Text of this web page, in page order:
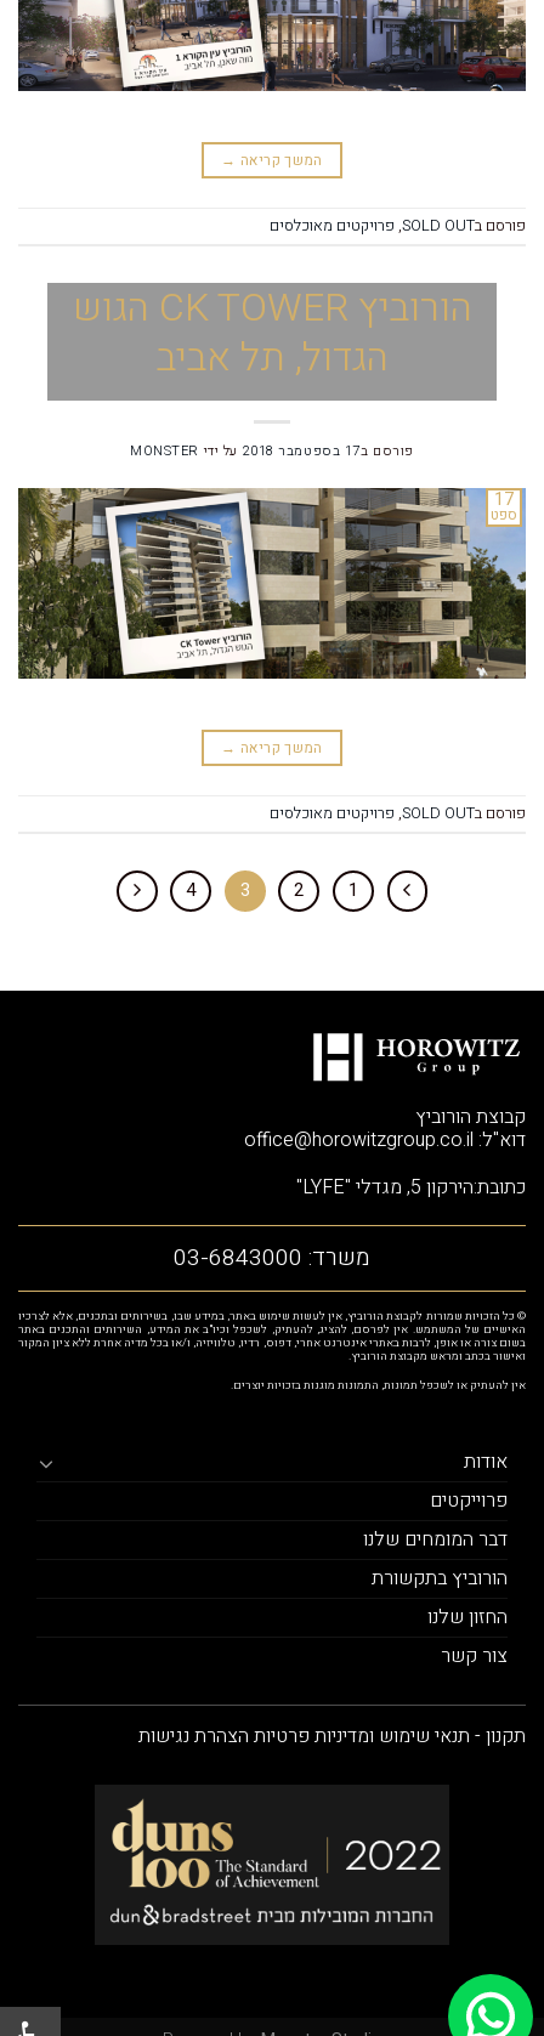
המשך קריאה →
פורסם בSOLD OUT
, פרויקטים מאוכלסים
הורוביץ CK TOWER הגוש
הגדול, תל אביב
פורסם ב17 בספטמבר 2018 על ידי MONSTER
17
ספט
המשך קריאה →
פורסם בSOLD OUT
, פרויקטים מאוכלסים
1
2
3
4
קבוצת הורוביץ
דוא"ל: office@horowitzgroup.co.il
כתובת:הירקון 5, מגדלי "LYFE"
משרד: 03-6843000
© כל הזכויות שמורות לקבוצת הורוביץ, אין לעשות שימוש באתר, במידע שבו, בשירותים ובתכנים, אלא לצרכיו
האישיים של המשתמש. אין לפרסם, להציג, להעתיק, לשכפל וכיו"ב את המידע, השירותים והתכנים באתר
בשום צורה או אופן, לרבות באתרי אינטרנט אחרי, דפוס, רדיו, טלוויזיה, ו/או בכל מדיה אחרת ללא ציון המקור
ואישור בכתב ומראש מקבוצת הורוביץ.
אין להעתיק או לשכפל תמונות, התמונות מוגנות בזכויות יוצרים.
אודות
פרוייקטים
דבר המומחים שלנו
הורוביץ בתקשורת
החזון שלנו
צור קשר
תקנון - תנאי שימוש ומדיניות פרטיות הצהרת נגישות